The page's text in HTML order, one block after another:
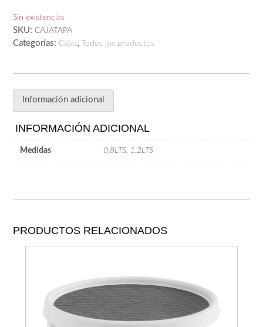
Sin existencias
SKU: CAJATAPA
Categorías: Cajas, Todos los productos
Información adicional
INFORMACIÓN ADICIONAL
Medidas 0.8LTS, 1.2LTS
PRODUCTOS RELACIONADOS